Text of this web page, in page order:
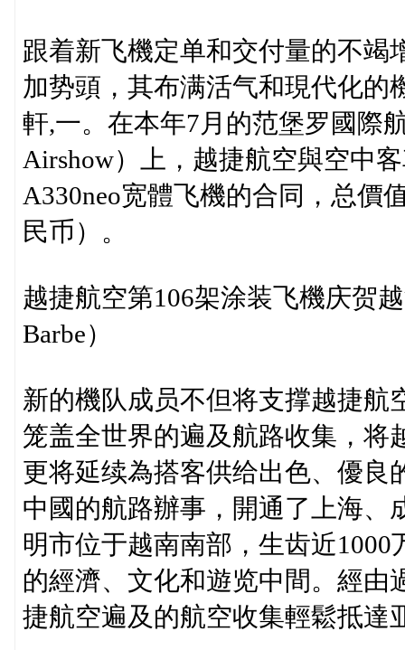
跟着新飞機定单和交付量的不竭
加势頭，其布满活气和現代化的
軒,一。在本年7月的范堡罗國際
Airshow）上，越捷航空與空中
A330neo宽體飞機的合同，总價
民币）。
越捷航空第106架涂装飞機庆贺
Barbe）
新的機队成员不但将支撑越捷航
笼盖全世界的遍及航路收集，将
更将延续為搭客供给出色、優良
中國的航路辦事，開通了上海、
明市位于越南南部，生齿近
的經濟、文化和遊览中間。經由
捷航空遍及的航空收集輕鬆抵達